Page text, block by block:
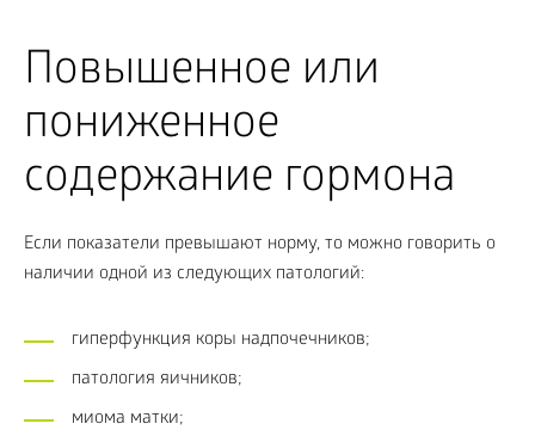
Повышенное или
пониженное
содержание гормона
Если показатели превышают норму, то можно говорить о
наличии одной из следующих патологий:
гиперфункция коры надпочечников;
патология яичников;
миома матки;